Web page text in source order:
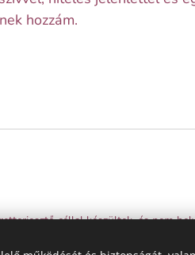
hozzám.
céllal készültek, és nem